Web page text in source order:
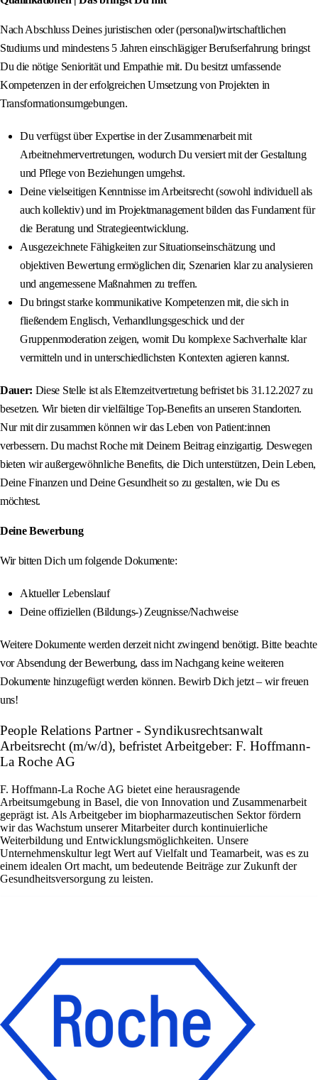
Nach Abschluss Deines juristischen oder (personal)wirtschaftlichen
Studiums und mindestens 5 Jahren einschlägiger Berufserfahrung bringst
Du die nötige Seniorität und Empathie mit. Du besitzt umfassende
Kompetenzen in der erfolgreichen Umsetzung von Projekten in
Transformationsumgebungen.
Du verfügst über Expertise in der Zusammenarbeit mit
Arbeitnehmervertretungen, wodurch Du versiert mit der Gestaltung
und Pflege von Beziehungen umgehst.
Deine vielseitigen Kenntnisse im Arbeitsrecht (sowohl individuell als
auch kollektiv) und im Projektmanagement bilden das Fundament für
die Beratung und Strategieentwicklung.
Ausgezeichnete Fähigkeiten zur Situationseinschätzung und
objektiven Bewertung ermöglichen dir, Szenarien klar zu analysieren
und angemessene Maßnahmen zu treffen.
Du bringst starke kommunikative Kompetenzen mit, die sich in
fließendem Englisch, Verhandlungsgeschick und der
Gruppenmoderation zeigen, womit Du komplexe Sachverhalte klar
vermitteln und in unterschiedlichsten Kontexten agieren kannst.
Dauer: Diese Stelle ist als Elternzeitvertretung befristet bis 31.12.2027 zu
besetzen. Wir bieten dir vielfältige Top-Benefits an unseren Standorten.
Nur mit dir zusammen können wir das Leben von Patient:innen
verbessern. Du machst Roche mit Deinem Beitrag einzigartig. Deswegen
bieten wir außergewöhnliche Benefits, die Dich unterstützen, Dein Leben,
Deine Finanzen und Deine Gesundheit so zu gestalten, wie Du es
möchtest.
Deine Bewerbung
Wir bitten Dich um folgende Dokumente:
Aktueller Lebenslauf
Deine offiziellen (Bildungs-) Zeugnisse/Nachweise
Weitere Dokumente werden derzeit nicht zwingend benötigt. Bitte beachte
vor Absendung der Bewerbung, dass im Nachgang keine weiteren
Dokumente hinzugefügt werden können. Bewirb Dich jetzt – wir freuen
uns!
People Relations Partner - Syndikusrechtsanwalt
Arbeitsrecht (m/w/d), befristet Arbeitgeber: F. Hoffmann-
La Roche AG
F. Hoffmann-La Roche AG bietet eine herausragende
Arbeitsumgebung in Basel, die von Innovation und Zusammenarbeit
geprägt ist. Als Arbeitgeber im biopharmazeutischen Sektor fördern
wir das Wachstum unserer Mitarbeiter durch kontinuierliche
Weiterbildung und Entwicklungsmöglichkeiten. Unsere
Unternehmenskultur legt Wert auf Vielfalt und Teamarbeit, was es zu
einem idealen Ort macht, um bedeutende Beiträge zur Zukunft der
Gesundheitsversorgung zu leisten.